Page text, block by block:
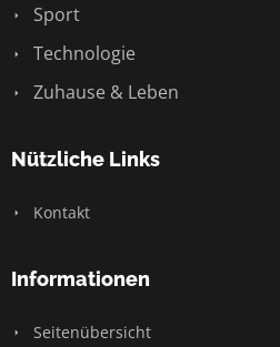
Sport
Technologie
Zuhause & Leben
Nützliche Links
Kontakt
Informationen
Seitenübersicht